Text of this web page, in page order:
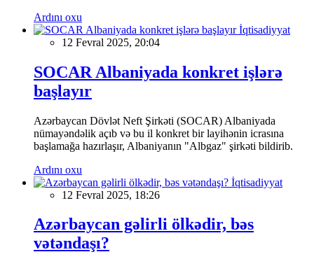
Ardını oxu
İqtisadiyyat
12 Fevral 2025, 20:04
SOCAR Albaniyada konkret işlərə
başlayır
Azərbaycan Dövlət Neft Şirkəti (SOCAR) Albaniyada
nümayəndəlik açıb və bu il konkret bir layihənin icrasına
başlamağa hazırlaşır, Albaniyanın "Albgaz" şirkəti bildirib.
Ardını oxu
İqtisadiyyat
12 Fevral 2025, 18:26
Azərbaycan gəlirli ölkədir, bəs
vətəndaşı?